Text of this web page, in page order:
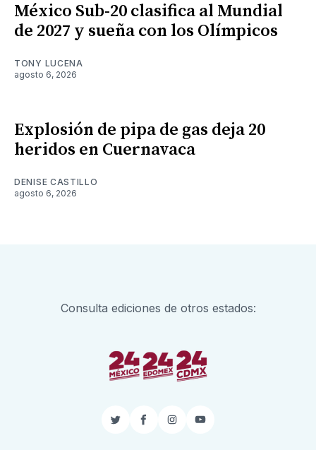
México Sub-20 clasifica al Mundial
de 2027 y sueña con los Olímpicos
TONY LUCENA
agosto 6, 2026
Explosión de pipa de gas deja 20
heridos en Cuernavaca
DENISE CASTILLO
agosto 6, 2026
Consulta ediciones de otros estados:
TwitterFacebook
InstagramYouTube